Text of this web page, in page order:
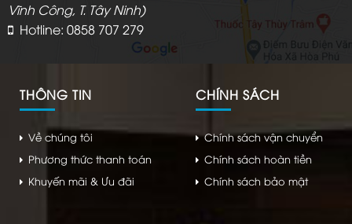
Vĩnh Công, T. Tây Ninh)
Hotline: 0858 707 279
THÔNG TIN
Về chúng tôi
Phương thức thanh toán
Khuyến mãi & Ưu đãi
CHÍNH SÁCH
Chính sách vận chuyển
Chính sách hoàn tiền
Chính sách bảo mật